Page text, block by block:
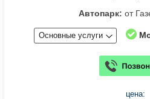
Автопарк: от
Основные услуги
цена: